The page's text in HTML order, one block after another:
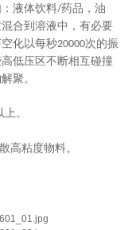
液体饮料/药品，油
合到溶液中，有必要
化以每秒20000次的振
低压区不断相互碰撞
聚。
。
高粘度物料。